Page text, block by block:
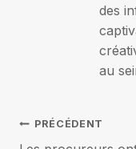
des
au
Navigation
PRÉCÉDENT